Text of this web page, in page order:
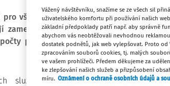
všechny obce s rozšířenou působností
zameškané hodiny, výsledky v
psychologů nebo sociální problémy
služeb či neziskové organizace!
Vážený návštěvníku, snažíme se ze všech sil
uživatelského komfortu při používání našich
základní předpoklady patří např. aby správně
abychom vás neobtěžovali nevhodnou
dostatek podnětů, jak web vylepšovat. Proto od
zpracováním souborů cookies, tj. malých
ve vašem prohlížeči. Předem děkujeme za
ke zlepšování našich služeb a přizpůsobení
míru. Oznámení o ochraně osobních údajů a